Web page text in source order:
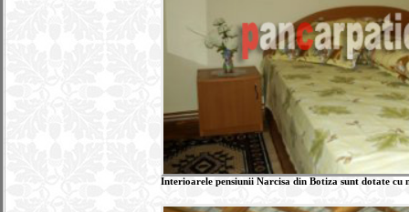
Interioarele pensiunii Narcisa din Botiza sunt dotate